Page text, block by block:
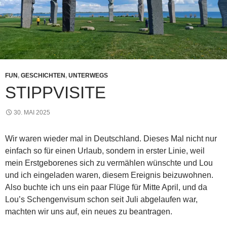
FUN , GESCHICHTEN , UNTERWEGS
STIPPVISITE
30. MAI 2025
Wir waren wieder mal in Deutschland. Dieses Mal nicht nur
einfach so für einen Urlaub, sondern in erster Linie, weil
mein Erstgeborenes sich zu vermählen wünschte und Lou
und ich eingeladen waren, diesem Ereignis beizuwohnen.
Also buchte ich uns ein paar Flüge für Mitte April, und da
Lou’s Schengenvisum schon seit Juli abgelaufen war,
machten wir uns auf, ein neues zu beantragen.